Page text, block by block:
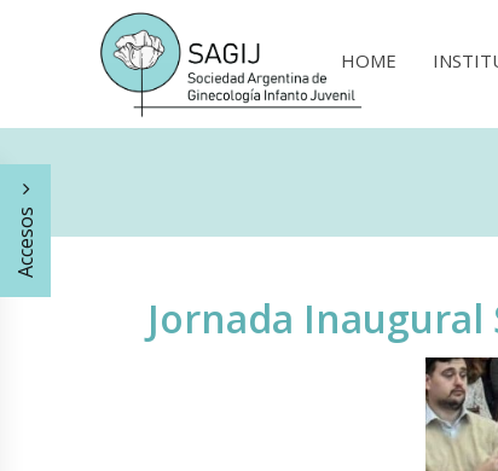
HOME
Accesos
Jornada Inaugural